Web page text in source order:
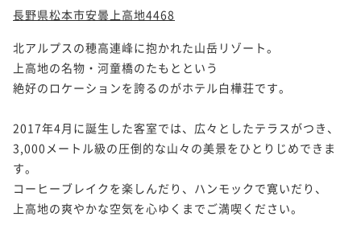
長野県松本市安曇上高地4468
北アルプスの穂高連峰に抱かれた山岳リゾート。
上高地の名物・河童橋のたもとという
絶好のロケーションを誇るのがホテル白樺荘です。
2017年4月に誕生した客室では、広々としたテラスがつき、
3,000メートル級の圧倒的な山々の美景をひとりじめできま
す。
コーヒーブレイクを楽しんだり、ハンモックで寛いだり、
上高地の爽やかな空気を心ゆくまでご満喫ください。